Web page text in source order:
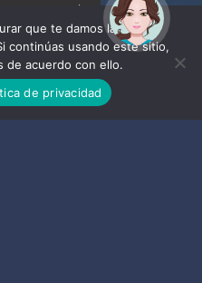
que te damos la mejor
continúas usando este sitio,
de acuerdo con ello.
de privacidad
Noy. ¿Puedo